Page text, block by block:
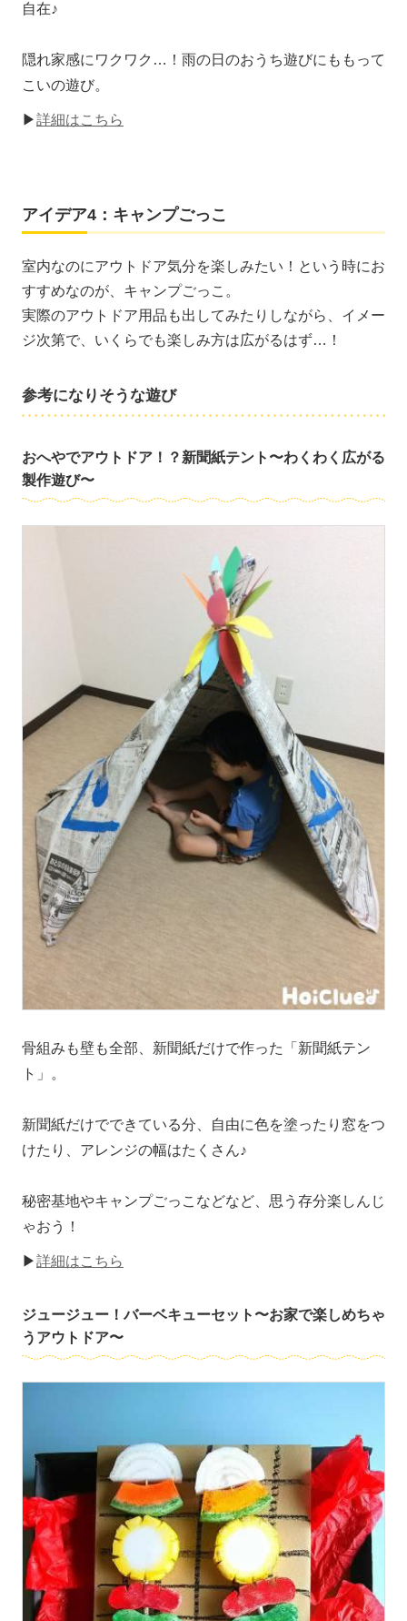
自在♪
隠れ家感にワクワク…！雨の日のおうち遊びにももって
こいの遊び。
▶詳細はこちら
アイデア4：キャンプごっこ
室内なのにアウトドア気分を楽しみたい！という時にお
すすめなのが、キャンプごっこ。
実際のアウトドア用品も出してみたりしながら、イメー
ジ次第で、いくらでも楽しみ方は広がるはず…！
参考になりそうな遊び
おへやでアウトドア！？新聞紙テント〜わくわく広がる
製作遊び〜
骨組みも壁も全部、新聞紙だけで作った「新聞紙テン
ト」。
新聞紙だけでできている分、自由に色を塗ったり窓をつ
けたり、アレンジの幅はたくさん♪
秘密基地やキャンプごっこなどなど、思う存分楽しんじ
ゃおう！
▶詳細はこちら
ジュージュー！バーベキューセット〜お家で楽しめちゃ
うアウトドア〜